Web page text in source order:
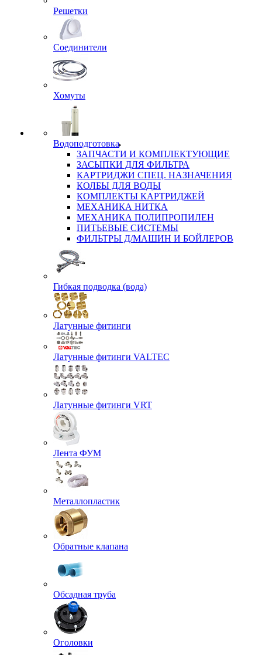
Решетки
Соединители
Хомуты
Водоподготовка
ЗАПЧАСТИ И КОМПЛЕКТУЮЩИЕ
ЗАСЫПКИ ДЛЯ ФИЛЬТРА
КАРТРИДЖИ СПЕЦ. НАЗНАЧЕНИЯ
КОЛБЫ ДЛЯ ВОДЫ
КОМПЛЕКТЫ КАРТРИДЖЕЙ
МЕХАНИКА НИТКА
МЕХАНИКА ПОЛИПРОПИЛЕН
ПИТЬЕВЫЕ СИСТЕМЫ
ФИЛЬТРЫ Д/МАШИН И БОЙЛЕРОВ
Гибкая подводка (вода)
Латунные фитинги
Латунные фитинги VALTEC
Латунные фитинги VRT
Лента ФУМ
Металлопластик
Обратные клапана
Обсадная труба
Оголовки